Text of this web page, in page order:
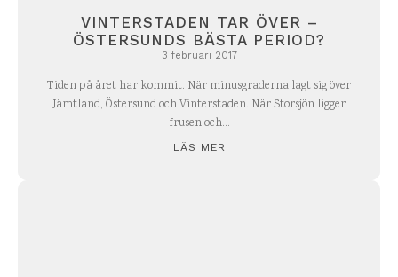
VINTERSTADEN TAR ÖVER –
ÖSTERSUNDS BÄSTA PERIOD?
3 februari 2017
Tiden på året har kommit. När minusgraderna lagt sig över
Jämtland, Östersund och Vinterstaden. När Storsjön ligger
frusen och...
LÄS MER